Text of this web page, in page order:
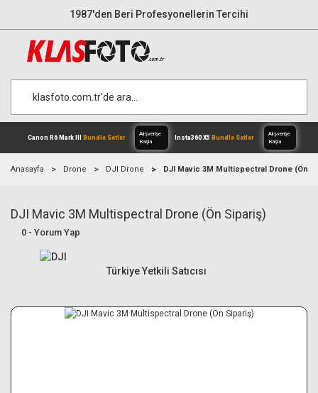
1987'den Beri Profesyonellerin Tercihi
Canon R6 Mark III
Alışverişe
Anasayfa Drone DJI Drone DJI Mavic 3M Multispectral Drone (Ön
DJI Mavic 3M Multispectral Drone (Ön Sipariş)
0 - Yorum Yap
Türkiye Yetkili Satıcısı